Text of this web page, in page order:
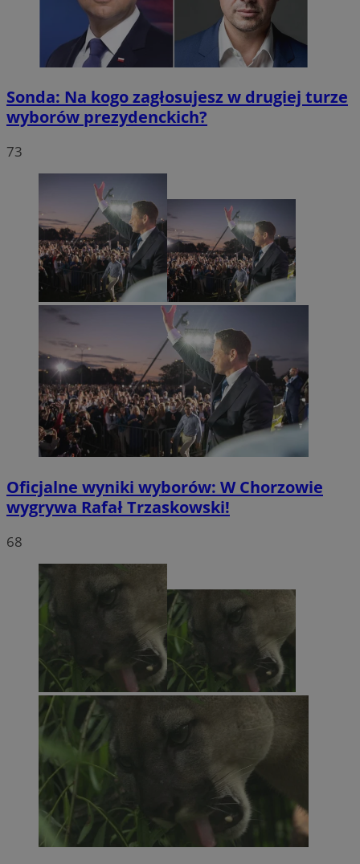
Sonda: Na kogo zagłosujesz w drugiej turze
wyborów prezydenckich?
73
Oficjalne wyniki wyborów: W Chorzowie
wygrywa Rafał Trzaskowski!
68